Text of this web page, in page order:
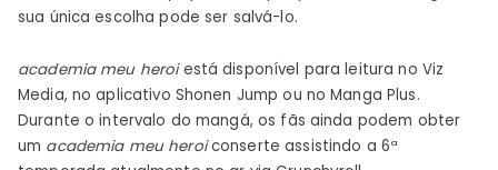
sua única escolha pode ser salvá-lo.
academia meu heroiestá disponível para leitura no Viz
Media, no aplicativo Shonen Jump ou no Manga Plus.
Durante o intervalo do mangá, os fãs ainda podem obter
um academia meu heroiconserte assistindo a 6ª